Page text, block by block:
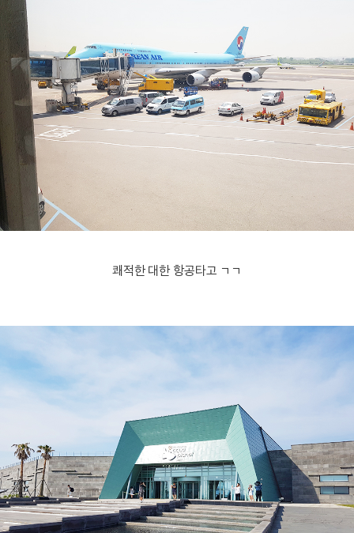
쾌적한 대한 항공타고 ㄱㄱ